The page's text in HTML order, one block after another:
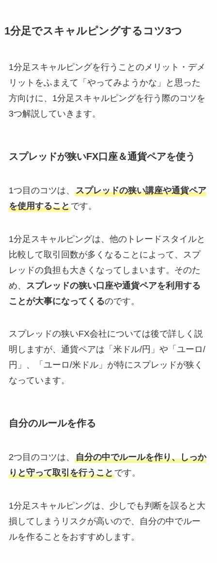
1分足でスキャルピングするコツ3つ
1分足スキャルピングを行うことのメリット・デメ
リットをふまえて「やってみようかな」と思った
方向けに、1分足スキャルピングを行う際のコツを
3つ解説していきます。
スプレッドが狭いFX口座＆通貨ペアを使う
1つ目のコツは、 スプレッドの狭い講座や通貨ペア
を使用することです。
1分足スキャルピングは、他のトレードスタイルと
比較して取引回数が多くなることによって、スプ
レッドの負担も大きくなってしまいます。そのた
め、
スプレッドの狭い口座や通貨ペアを利用する
ことが大事になってくるのです。
スプレッドの狭いFX会社については後で詳しく説
明しますが、通貨ペアは「米ドル/円」や「ユーロ/
円」、「ユーロ/米ドル」が特にスプレッドが狭く
なっています。
自分のルールを作る
2つ目のコツは、 自分の中でルールを作り、しっか
りと守って取引を行うことです。
1分足スキャルピングは、少しでも判断を誤ると大
損してしまうリスクが高いので、自分の中でルー
ルを作ることをおすすめします。